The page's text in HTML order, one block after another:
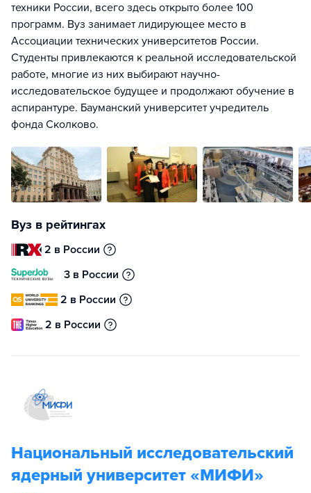
техники России, всего здесь открыто более 100
программ. Вуз занимает лидирующее место в
Ассоциации технических университетов России.
Студенты привлекаются к реальной исследовательской
работе, многие из них выбирают научно-
исследовательское будущее и продолжают обучение в
аспирантуре. Бауманский университет учредитель
фонда Сколково.
Вуз в рейтингах
2 в России
3 в России
2 в России
2 в России
Национальный исследовательский
ядерный университет «МИФИ»